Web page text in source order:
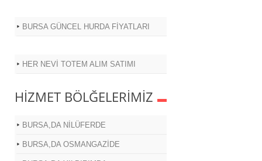
BURSA GÜNCEL HURDA FİYATLARI
HER NEVİ TOTEM ALIM SATIMI
HİZMET BÖLĞELERİMİZ
BURSA,DA NİLÜFERDE
BURSA,DA OSMANGAZİDE